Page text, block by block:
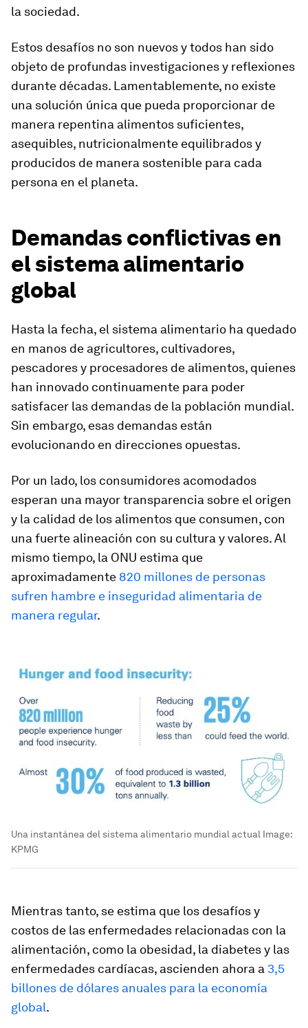
la sociedad.
Estos desafíos no son nuevos y todos han sido
objeto de profundas investigaciones y reflexiones
durante décadas. Lamentablemente, no existe
una solución única que pueda proporcionar de
manera repentina alimentos suficientes,
asequibles, nutricionalmente equilibrados y
producidos de manera sostenible para cada
persona en el planeta.
Demandas conflictivas en
el sistema alimentario
global
Hasta la fecha, el sistema alimentario ha quedado
en manos de agricultores, cultivadores,
pescadores y procesadores de alimentos, quienes
han innovado continuamente para poder
satisfacer las demandas de la población mundial.
Sin embargo, esas demandas están
evolucionando en direcciones opuestas.
Por un lado, los consumidores acomodados
esperan una mayor transparencia sobre el origen
y la calidad de los alimentos que consumen, con
una fuerte alineación con su cultura y valores. Al
mismo tiempo, la ONU estima que
aproximadamente 820 millones de personas
sufren hambre e inseguridad alimentaria de
manera regular.
Una instantánea del sistema alimentario mundial actual Image:
KPMG
Mientras tanto, se estima que los desafíos y
costos de las enfermedades relacionadas con la
alimentación, como la obesidad, la diabetes y las
enfermedades cardíacas, ascienden ahora a 3,5
billones de dólares anuales para la economía
global.